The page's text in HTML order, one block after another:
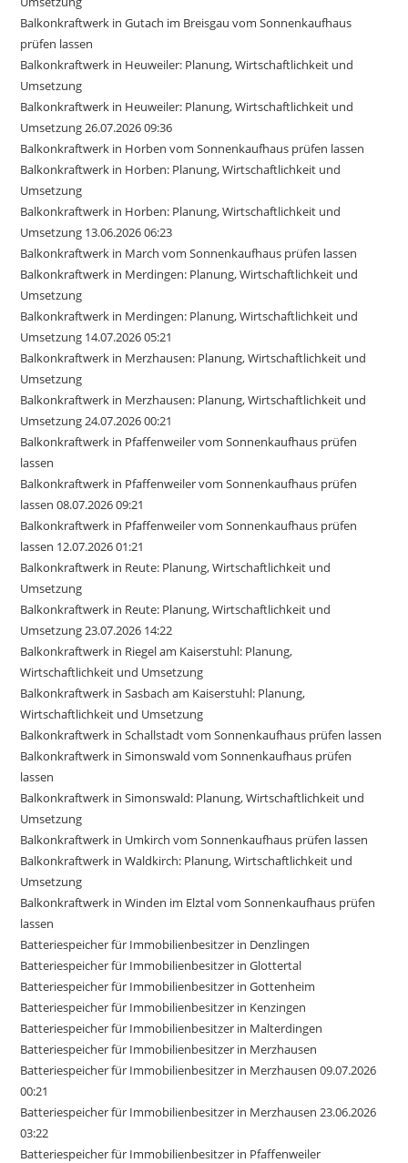
Balkonkraftwerk in Gutach im Breisgau vom Sonnenkaufhaus
prüfen lassen
Balkonkraftwerk in Heuweiler: Planung, Wirtschaftlichkeit und
Umsetzung
Balkonkraftwerk in Heuweiler: Planung, Wirtschaftlichkeit und
Umsetzung 26.07.2026 09:36
Balkonkraftwerk in Horben vom Sonnenkaufhaus prüfen lassen
Balkonkraftwerk in Horben: Planung, Wirtschaftlichkeit und
Umsetzung
Balkonkraftwerk in Horben: Planung, Wirtschaftlichkeit und
Umsetzung 13.06.2026 06:23
Balkonkraftwerk in March vom Sonnenkaufhaus prüfen lassen
Balkonkraftwerk in Merdingen: Planung, Wirtschaftlichkeit und
Umsetzung
Balkonkraftwerk in Merdingen: Planung, Wirtschaftlichkeit und
Umsetzung 14.07.2026 05:21
Balkonkraftwerk in Merzhausen: Planung, Wirtschaftlichkeit und
Umsetzung
Balkonkraftwerk in Merzhausen: Planung, Wirtschaftlichkeit und
Umsetzung 24.07.2026 00:21
Balkonkraftwerk in Pfaffenweiler vom Sonnenkaufhaus prüfen
lassen
Balkonkraftwerk in Pfaffenweiler vom Sonnenkaufhaus prüfen
lassen 08.07.2026 09:21
Balkonkraftwerk in Pfaffenweiler vom Sonnenkaufhaus prüfen
lassen 12.07.2026 01:21
Balkonkraftwerk in Reute: Planung, Wirtschaftlichkeit und
Umsetzung
Balkonkraftwerk in Reute: Planung, Wirtschaftlichkeit und
Umsetzung 23.07.2026 14:22
Balkonkraftwerk in Riegel am Kaiserstuhl: Planung,
Wirtschaftlichkeit und Umsetzung
Balkonkraftwerk in Sasbach am Kaiserstuhl: Planung,
Wirtschaftlichkeit und Umsetzung
Balkonkraftwerk in Schallstadt vom Sonnenkaufhaus prüfen lassen
Balkonkraftwerk in Simonswald vom Sonnenkaufhaus prüfen
lassen
Balkonkraftwerk in Simonswald: Planung, Wirtschaftlichkeit und
Umsetzung
Balkonkraftwerk in Umkirch vom Sonnenkaufhaus prüfen lassen
Balkonkraftwerk in Waldkirch: Planung, Wirtschaftlichkeit und
Umsetzung
Balkonkraftwerk in Winden im Elztal vom Sonnenkaufhaus prüfen
lassen
Batteriespeicher für Immobilienbesitzer in Denzlingen
Batteriespeicher für Immobilienbesitzer in Glottertal
Batteriespeicher für Immobilienbesitzer in Gottenheim
Batteriespeicher für Immobilienbesitzer in Kenzingen
Batteriespeicher für Immobilienbesitzer in Malterdingen
Batteriespeicher für Immobilienbesitzer in Merzhausen
Batteriespeicher für Immobilienbesitzer in Merzhausen 09.07.2026
00:21
Batteriespeicher für Immobilienbesitzer in Merzhausen 23.06.2026
03:22
Batteriespeicher für Immobilienbesitzer in Pfaffenweiler